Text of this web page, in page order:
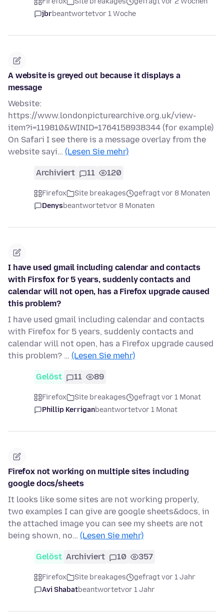
jbrbeantwortetvor 1 Woche
A website is greyed out because it displays a
message
Website:
https://www.londonpicturearchive.org.uk/view-
item?i=119810&WINID=1764158938344 (for example)
On Safari I see there is a message overlay from the
website sayi… (Lesen Sie mehr)
Archiviert 11 120
Firefox Site breakages
gefragt vor 8 Monaten
Denysbeantwortetvor 8 Monaten
I have used gmail including calendar and contacts
with Firsfox for 5 years, suddenly contacts and
calendar will not open, has a Firefox upgrade caused
this problem?
I have used gmail including calendar and contacts
with Firefox for 5 years, suddenly contacts and
calendar will not open, has a Firefox upgrade caused
this problem? … (Lesen Sie mehr)
Gelöst 11 89
Firefox Site breakages
gefragt vor 1 Monat
Phillip Kerriganbeantwortetvor 1 Monat
Firefox not working on multiple sites including
google docs/sheets
It looks like some sites are not working properly,
two examples I can give are google sheets&docs, in
the attached image you can see my sheets are not
being shown, no… (Lesen Sie mehr)
Gelöst Archiviert 10 357
Firefox Site breakages
gefragt vor 1 Jahr
Avi Shabatbeantwortetvor 1 Jahr